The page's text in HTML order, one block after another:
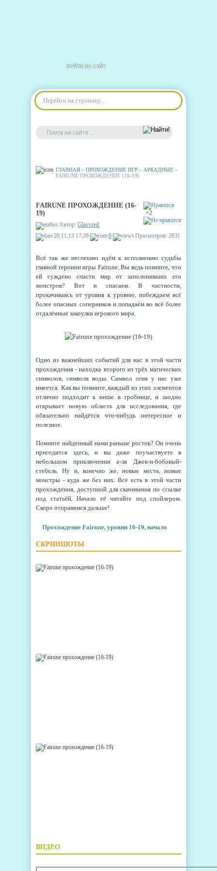
ВОЙТИ НА САЙТ
Перейти на страницу...
ГЛАВНАЯ » ПРОХОЖДЕНИЕ ИГР » АРКАДНЫЕ »
FAIRUNE ПРОХОЖДЕНИЕ (16-19)
+2
FAIRUNE ПРОХОЖДЕНИЕ (16-
19)
Автор: Glavvred
28.11.13 17:39
0 Просмотров: 2831
Всё так же неспешно идём к исполнению судьбы
главной героини игры Fairune. Вы ведь помните, что
ей суждено спасти мир от заполонивших его
монстров? Вот и спасаем. В частности,
прокачиваясь от уровня к уровню, побеждаем всё
более опасных соперников и попадаём во всё более
отдалённые закоулки игрового мира.
Одно из важнейших событий для нас в этой части
прохождения - находка второго из трёх магических
символов, символа воды. Символ огня у нас уже
имеется. Как вы помните, каждый из этих элементов
отлично подходит к нише в гробнице, и заодно
открывает новую область для исследования, где
обязательно найдётся что-нибудь интересное и
полезное.
Помните найденный нами раньше росток? Он очень
пригодится здесь, и вы даже поучаствуете в
небольшом приключении а-ля Джек-и-бобовый-
стебель. Ну и, конечно же, новые места, новые
монстры - куда же без них. Всё есть в этой части
прохождения, доступной для скачивания по ссылке
под статьёй. Начало её читайте под спойлером.
Скоро отправимся дальше!
Прохождение Fairune, уровни 16-19, начало
СКРИНШОТЫ
ВИДЕО